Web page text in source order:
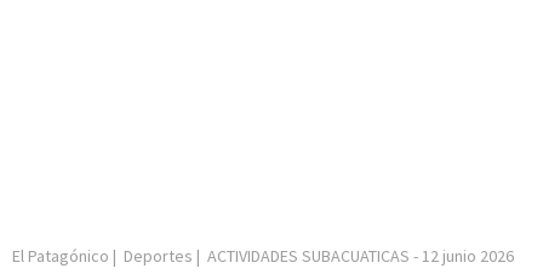
El Patagónico | Deportes | ACTIVIDADES SUBACUATICAS - 12 junio 2026